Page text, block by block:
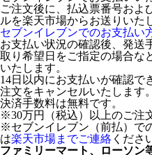
ご注文後に、払込票番号およ
ルを楽天市場からお送りいた
セブンイレブンでのお支払い
お支払い状況の確認後、発送
取り希望日をご指定の場合な
いたします。
14日以内にお支払いが確認で
注文をキャンセルいたします。
決済手数料は無料です。
※30万円（税込）以上のご注
※セブンイレブン（前払）で
は楽天市場までご連絡 くださ
ファミリーマート、ローソン